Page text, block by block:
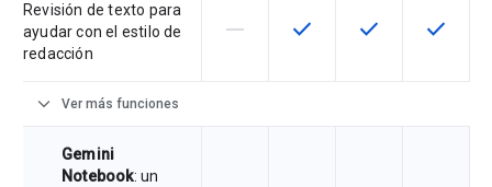
Revisión de texto para
ayudar con el estilo de
redacción
Esta función no está disponible en
horizontal_rule Esta función está
check Esta función
check Esta
check
expand_more Ver más funciones
Gemini
Notebook: un